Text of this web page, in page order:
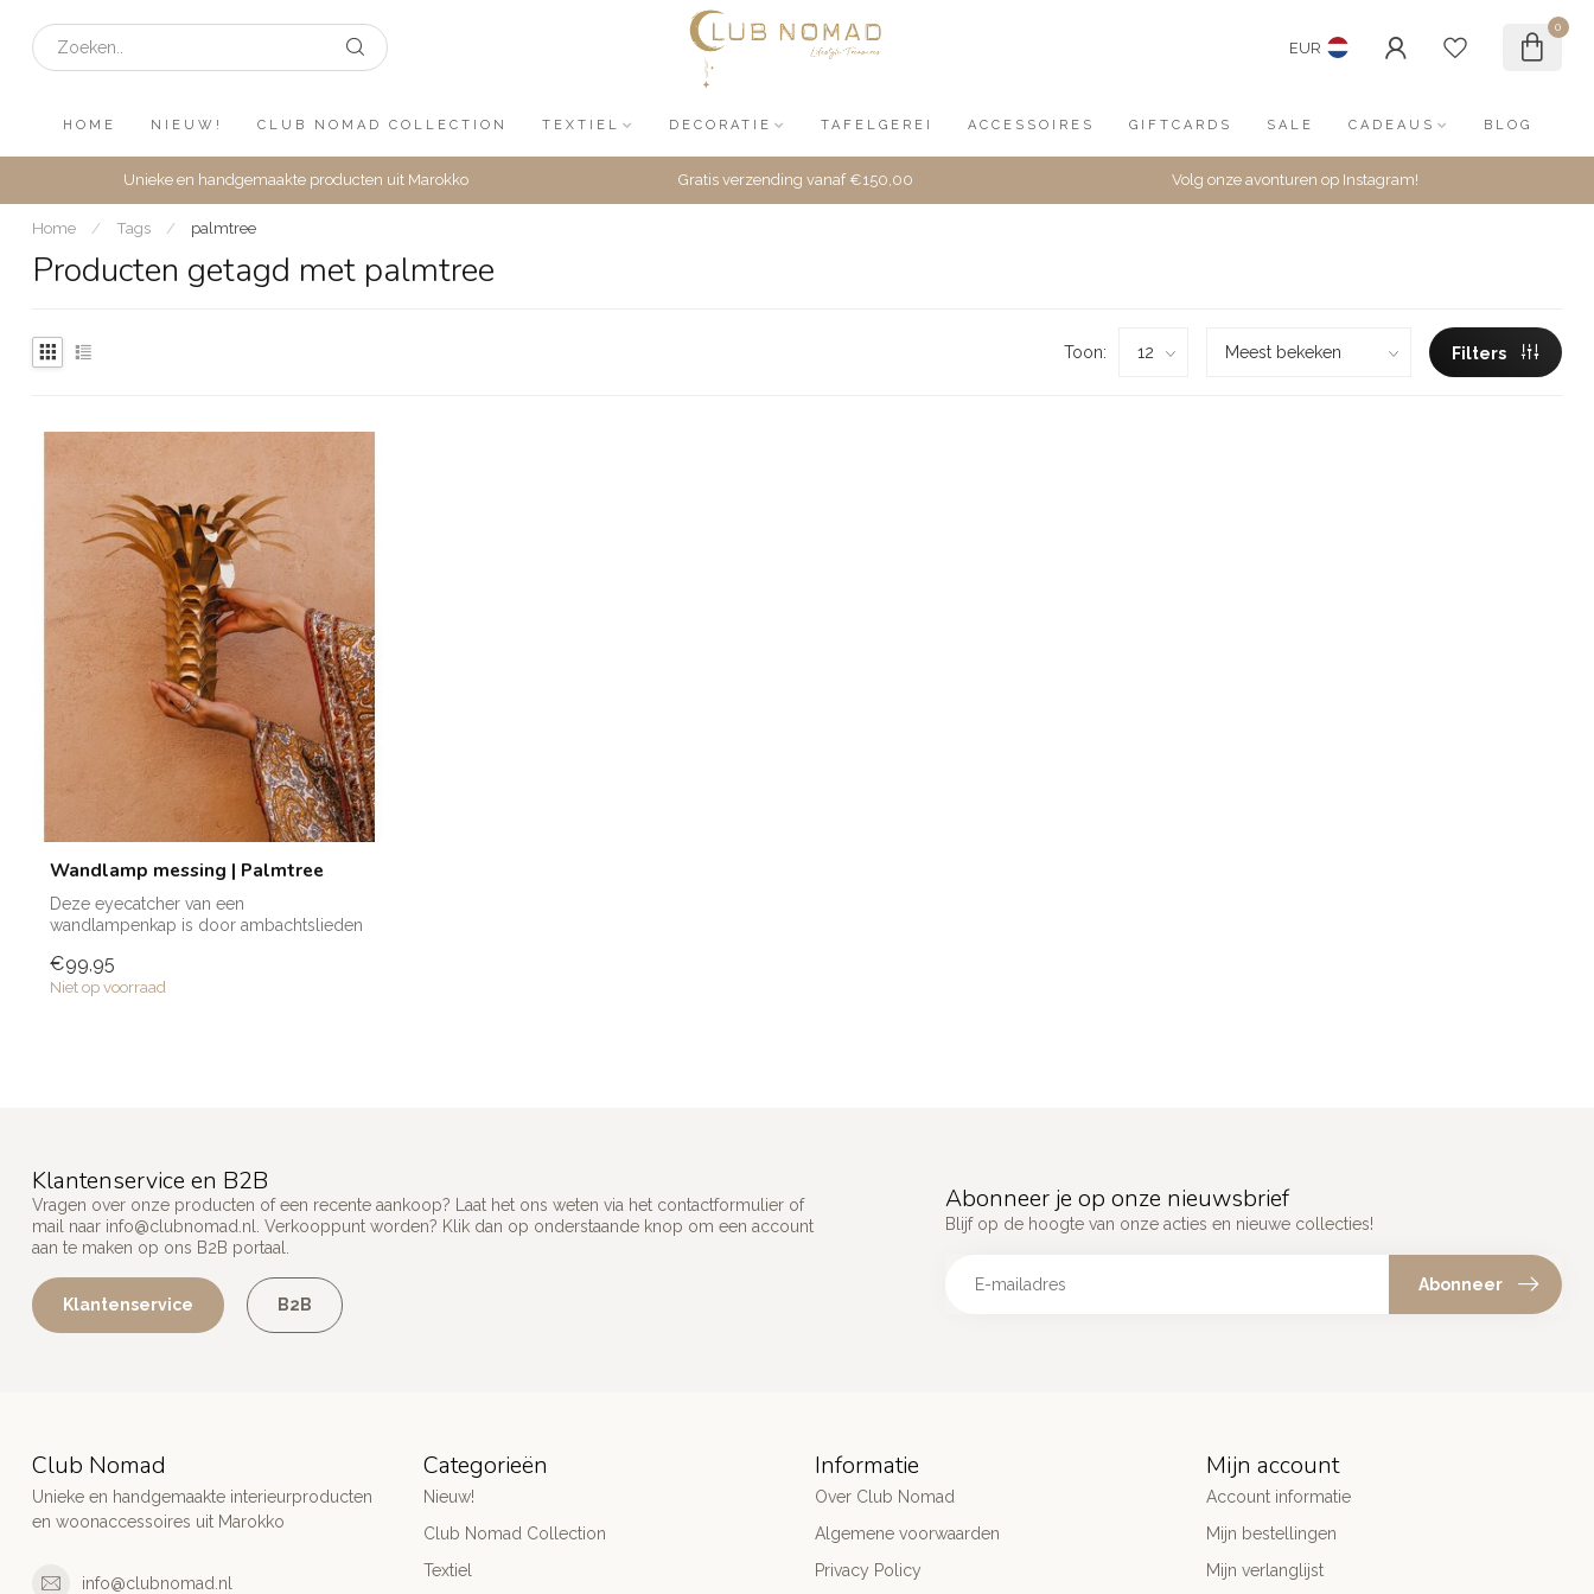
EUR
0
HOME NIEUW! CLUB NOMAD COLLECTION TEXTIEL DECORATIE TAFELGEREI ACCESSOIRES GIFTCARDS SALE CADEAUS BLOG
Unieke en handgemaakte producten uit Marokko Gratis verzending vanaf €150,00 Volg onze avonturen op Instagram!
Home / Tags / palmtree
Producten getagd met palmtree
Toon: Filters
Wandlamp messing | Palmtree
Deze eyecatcher van een
wandlampenkap is door ambachtslieden
€99,95
Niet op voorraad
Klantenservice en B2B
Vragen over onze producten of een recente aankoop? Laat het ons weten via het contactformulier of
mail naar info@clubnomad.nl . Verkooppunt worden? Klik dan op onderstaande knop om een account
aan te maken op ons B2B portaal.
Klantenservice B2B
Abonneer je op onze nieuwsbrief
Blijf op de hoogte van onze acties en nieuwe collecties!
Abonneer
Club Nomad
Unieke en handgemaakte interieurproducten
en woonaccessoires uit Marokko
info@clubnomad.nl
Categorieën
Nieuw!
Club Nomad Collection
Textiel
Informatie
Over Club Nomad
Algemene voorwaarden
Privacy Policy
Mijn account
Account informatie
Mijn bestellingen
Mijn verlanglijst